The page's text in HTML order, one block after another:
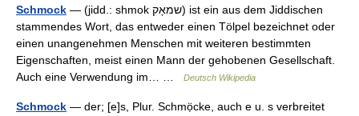
Schmock — (jidd.: shmok ‏שמאָק‎) ist ein aus dem Jiddischen
stammendes Wort, das entweder einen Tölpel bezeichnet oder
einen unangenehmen Menschen mit weiteren bestimmten
Eigenschaften, meist einen Mann der gehobenen Gesellschaft.
Auch eine Verwendung im… …
Deutsch Wikipedia
Schmock — der; [e]s, Plur. Schmọ̈cke, auch e u. s verbreitet